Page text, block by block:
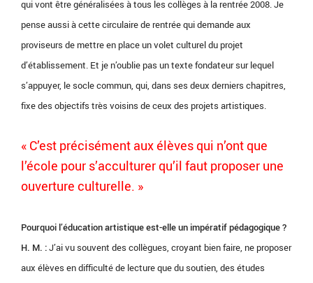
qui vont être généralisées à tous les collèges à la rentrée 2008. Je
pense aussi à cette circulaire de rentrée qui demande aux
proviseurs de mettre en place un volet culturel du projet
d’établissement. Et je n’oublie pas un texte fondateur sur lequel
s’appuyer, le socle commun, qui, dans ses deux derniers chapitres,
fixe des objectifs très voisins de ceux des projets artistiques.
« C’est précisément aux élèves qui n’ont que
l’école pour s’acculturer qu’il faut proposer une
ouverture culturelle. »
Pourquoi l’éducation artistique est-elle un impératif pédagogique ?
H. M. :J’ai vu souvent des collègues, croyant bien faire, ne proposer
aux élèves en difficulté de lecture que du soutien, des études